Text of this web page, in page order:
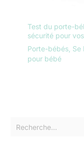
Test du porte-
sécurité pour
Porte-bébés Se
pour bébé